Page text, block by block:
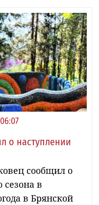
06:07
о наступлении
сообщил о
сезона в
в Брянской